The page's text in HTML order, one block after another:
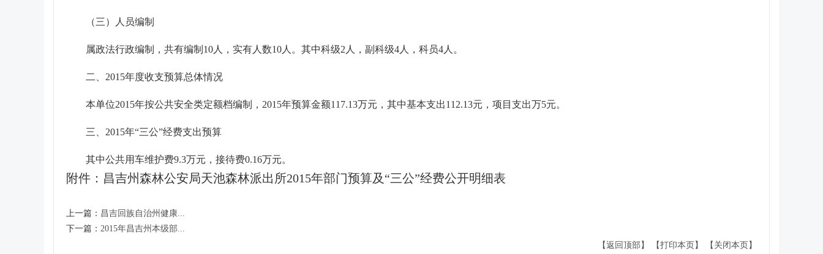
（三）人员编制
属政法行政编制，共有编制10人，实有人数10人。其中科级2人，副科级4人，科员4人。
二、2015年度收支预算总体情况
本单位2015年按公共安全类定额档编制，2015年预算金额117.13万元，其中基本支出112.13元，项目支出万5元。
三、2015年“三公”经费支出预算
其中公共用车维护费9.3万元，接待费0.16万元。
附件：昌吉州森林公安局天池森林派出所2015年部门预算及“三公”经费公开明细表
上一篇： 昌吉回族自治州健康...
下一篇： 2015年昌吉州本级部...
【返回顶部】
【打印本页】 【关闭本页】